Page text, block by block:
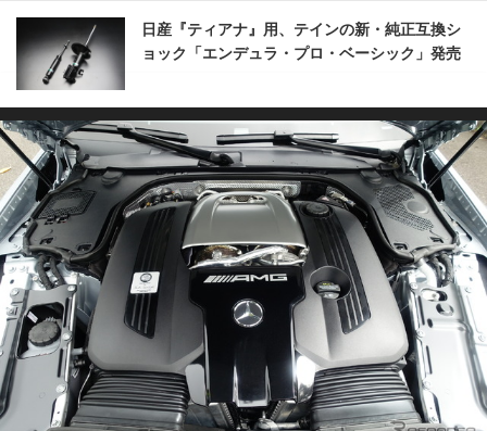
日産『ティアナ』用、テインの新・純正互換シ
ョック「エンデュラ・プロ・ベーシック」発売